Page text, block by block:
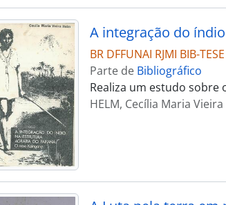
BR DFFUNAI RJMI BIB-
Parte de Bibliográfico
Realiza um estudo
HELM, Cecília Maria Vieira